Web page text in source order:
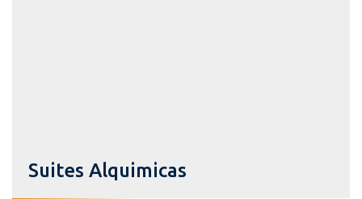
Suites Alquimicas